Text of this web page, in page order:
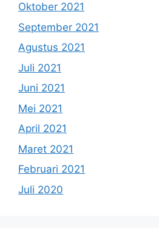
Oktober 2021
September 2021
Agustus 2021
Juli 2021
Juni 2021
Mei 2021
April 2021
Maret 2021
Februari 2021
Juli 2020